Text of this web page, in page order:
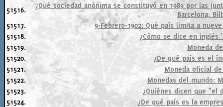
51516.
¿Qué sociedad anónima se constituyó en 1989 por las
Barcelona,
51517.
9-Febrero-1902: Qué país limita a
51518.
¿Cómo se dice en inglés
51519.
Moneda
51520.
¿De qué país es el
51521.
Moneda oficial
51522.
Monedas del mundo:
51523.
¿Quiénes dicen que "el
51524.
¿De qué país es la